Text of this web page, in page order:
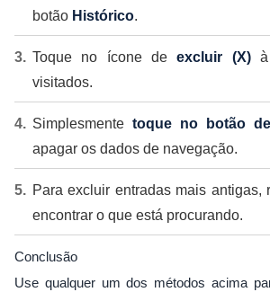
botão Histórico.
Toque no ícone deexcluir (X)à
visitados.
Simplesmente toque no botão
apagar os dados de navegação.
Para excluir entradas mais antigas,
encontrar o que está procurando.
Conclusão
Use qualquer um dos métodos acima